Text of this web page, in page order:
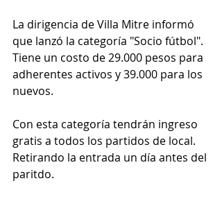
La dirigencia de Villa Mitre informó
que lanzó la categoría "Socio fútbol".
Tiene un costo de 29.000 pesos para
adherentes activos y 39.000 para los
nuevos.
Con esta categoría tendrán ingreso
gratis a todos los partidos de local.
Retirando la entrada un día antes del
paritdo.